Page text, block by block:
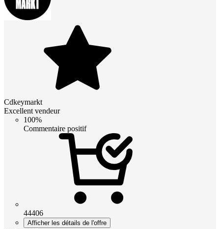
Cdkeymarkt
Excellent vendeur
100%
Commentaire positif
44406
Afficher les détails de l'offre